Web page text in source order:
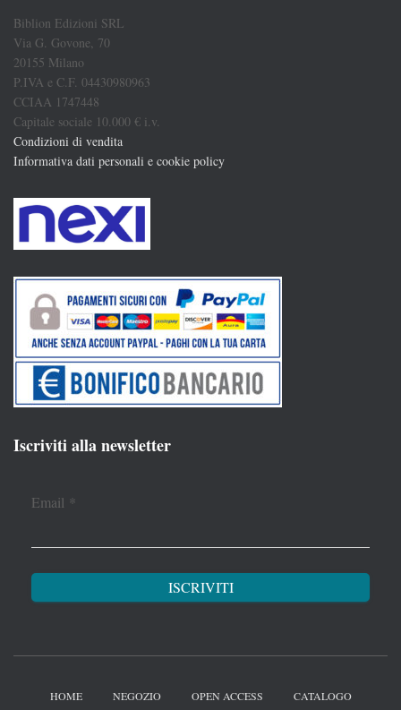
Biblion Edizioni SRL
Via G. Govone, 70
20155 Milano
P.IVA e C.F. 04430980963
CCIAA 1747448
Capitale sociale 10.000 € i.v.
Condizioni di vendita
Informativa dati personali e cookie policy
Iscriviti alla newsletter
Email *
HOME NEGOZIO OPEN ACCESS CATALOGO